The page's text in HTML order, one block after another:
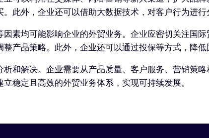
此外，企业还可以借助大数据技术，对客户行为进
素均可能影响企业的外贸业务。企业应密切关注国
产品策略。此外，企业还可以通过投保等方式，降低
和解决。企业需要从产品质量、客户服务、营销策
稳定且高效的外贸业务体系，实现可持续发展。